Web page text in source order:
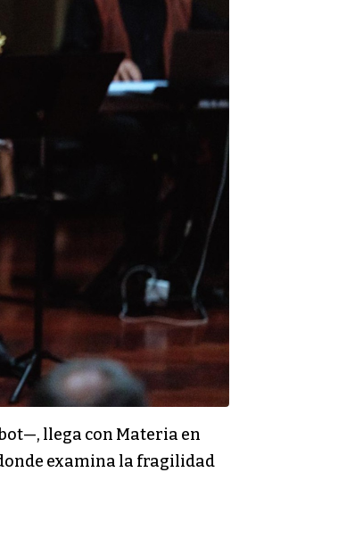
llega con Materia en
examina la fragilidad